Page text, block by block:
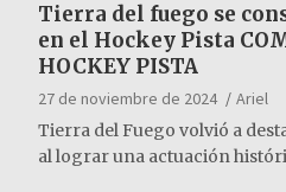
Tierra del fuego se
en el Hockey Pista
HOCKEY PISTA
27 de noviembre de 2024
Ariel
Tierra del Fuego volvió a
al lograr una actuación